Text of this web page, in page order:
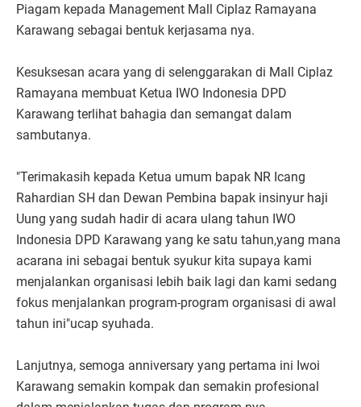
Piagam kepada Management Mall Ciplaz Ramayana
Karawang sebagai bentuk kerjasama nya.
Kesuksesan acara yang di selenggarakan di Mall Ciplaz
Ramayana membuat Ketua IWO Indonesia DPD
Karawang terlihat bahagia dan semangat dalam
sambutanya.
"Terimakasih kepada Ketua umum bapak NR Icang
Rahardian SH dan Dewan Pembina bapak insinyur haji
Uung yang sudah hadir di acara ulang tahun IWO
Indonesia DPD Karawang yang ke satu tahun,yang mana
acarana ini sebagai bentuk syukur kita supaya kami
menjalankan organisasi lebih baik lagi dan kami sedang
fokus menjalankan program-program organisasi di awal
tahun ini"ucap syuhada.
Lanjutnya, semoga anniversary yang pertama ini Iwoi
Karawang semakin kompak dan semakin profesional